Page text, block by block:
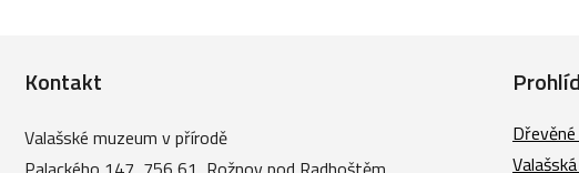
Kontakt
Valašské muzeum v přírodě